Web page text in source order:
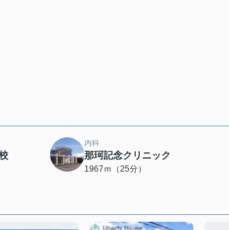
内科
那珂記念クリニック
1967ｍ（25分）